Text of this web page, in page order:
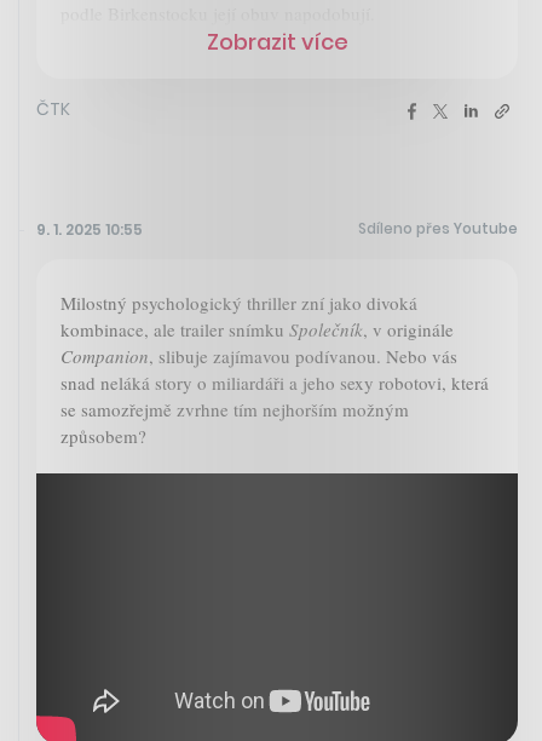
Zobrazit více
ČTK
9. 1. 2025 10:55 Sdíleno přes Youtube
Milostný psychologický thriller zní jako divoká
kombinace, ale trailer snímku Společník, v originále
Companion, slibuje zajímavou podívanou. Nebo vás
snad neláká story o miliardáři a jeho sexy robotovi, která
se samozřejmě zvrhne tím nejhorším možným
způsobem?